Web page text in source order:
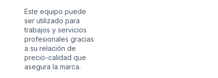
Este equipo puede
ser utilizado para
trabajos y servicios
profesionales gracias
a su relación de
precio-calidad que
asegura la marca.